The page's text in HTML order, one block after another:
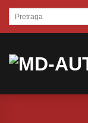
SkipPretraži: